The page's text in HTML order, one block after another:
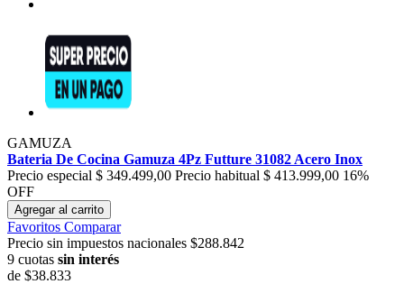
GAMUZA
Bateria De Cocina Gamuza 4Pz Futture 31082 Acero Inox
Precio especial $ 349.499,00 Precio habitual $ 413.999,00 16%
OFF
Agregar al carrito
Favoritos Comparar
Precio sin impuestos nacionales $288.842
9 cuotas sin interés
de $38.833